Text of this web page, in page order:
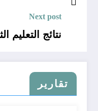
Next post
نتائج التعليم
تقارير